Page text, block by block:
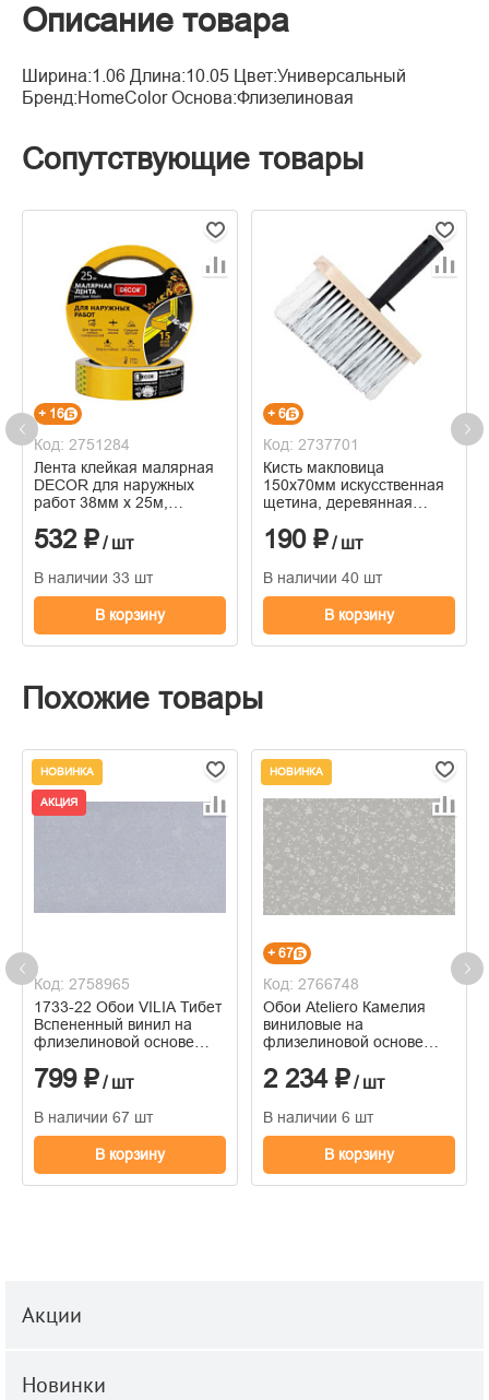
Описание товара
Ширина:1.06 Длина:10.05 Цвет:Универсальный
Бренд:HomeColor Основа:Флизелиновая
Сопутствующие товары
+ 16
Код: 2751284
Лента клейкая малярная
DECOR для наружных
работ 38мм х 25м,
532 ₽/ шт
В наличии 33 шт
В корзину
+ 6
Код: 2737701
Кисть макловица
150х70мм искусственная
щетина, деревянная
ручка
190 ₽/ шт
В наличии 40 шт
В корзину
Похожие товары
НОВИНКА
АКЦИЯ
Код: 2758965
1733-22 Обои VILIA Тибет
Вспененный винил на
флизелиновой основе
799 ₽/ шт
В наличии 67 шт
В корзину
НОВИНКА
+ 67
Код: 2766748
Обои Ateliero Камелия
виниловые на
флизелиновой основе
1,06м*10м
2 234 ₽/ шт
В наличии 6 шт
В корзину
Акции
Новинки